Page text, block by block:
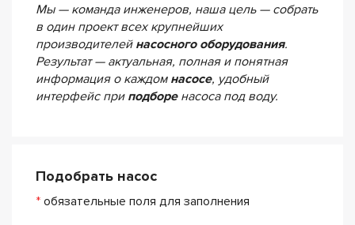
Мы — команда инженеров, наша цель — собрать
в один проект всех крупнейших
производителей насосного оборудования.
Результат — актуальная, полная и понятная
информация о каждом насосе, удобный
интерфейс при подборенасоса под воду.
Подобрать насос
* обязательные поля для заполнения